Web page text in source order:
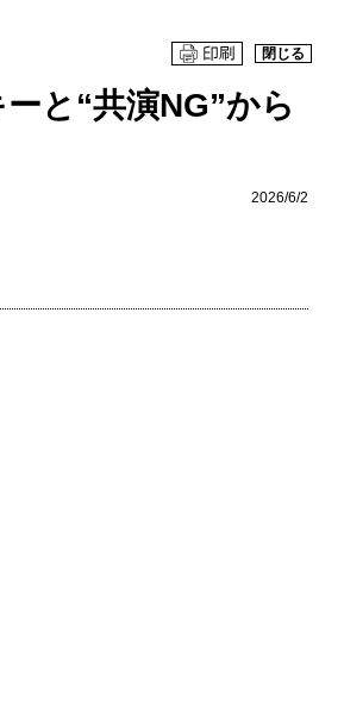
閉じる
と“共演NG”から
2026/6/2